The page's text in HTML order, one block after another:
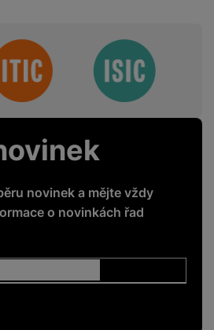
novinek a mějte vždy
o novinkách řad